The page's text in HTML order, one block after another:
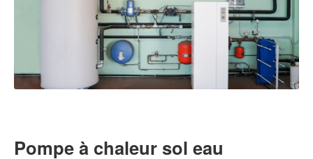
Pompe à chaleur sol eau